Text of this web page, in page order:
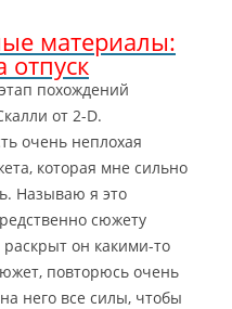
материалы:
отпуск
похождений
от 2-D.
очень неплохая
которая мне сильно
Называю я это
сюжету
он какими-то
повторюсь очень
него все силы, чтобы